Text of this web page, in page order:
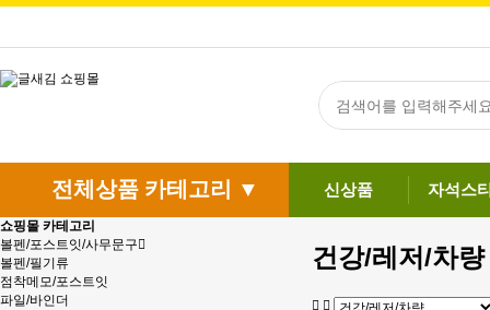
전체상품 카테고리 ▼ 신상품 자석스
쇼핑몰 카테고리
볼펜/포스트잇/사무문구
볼펜/필기류
점착메모/포스트잇
파일/바인더
건강/레저/차